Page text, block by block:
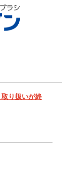
り扱いが終